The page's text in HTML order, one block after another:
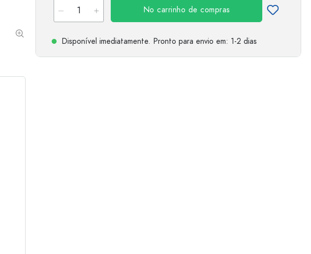
No carrinho de compras
Disponível imediatamente. Pronto para envio em: 1-2 dias